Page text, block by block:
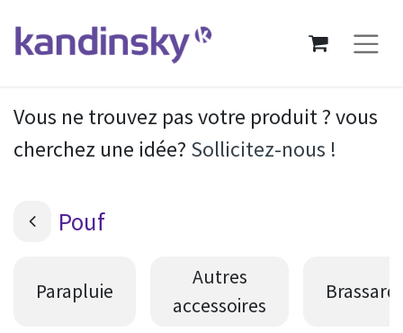
Vous ne trouvez pas votre produit ? vous
cherchez une idée? Sollicitez-nous !
Pouf
Parapluie
Autres
accessoires